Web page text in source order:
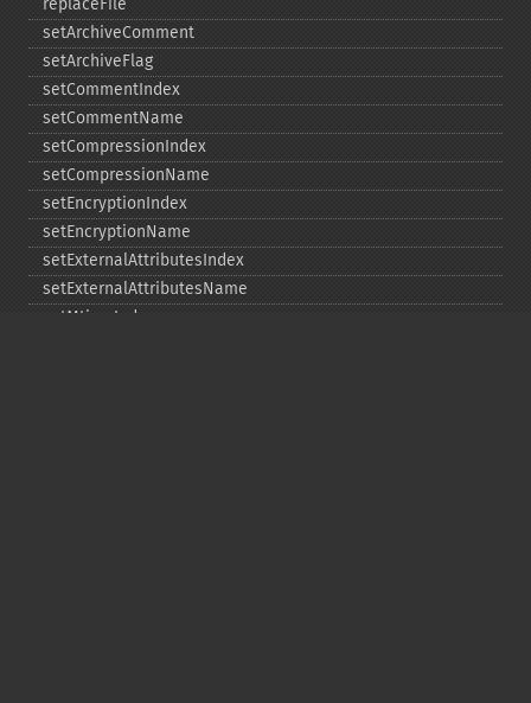
replaceFile
setArchiveComment
setArchiveFlag
setCommentIndex
setCommentName
setCompressionIndex
setCompressionName
setEncryptionIndex
setEncryptionName
setExternalAttributesIndex
setExternalAttributesName
setMtimeIndex